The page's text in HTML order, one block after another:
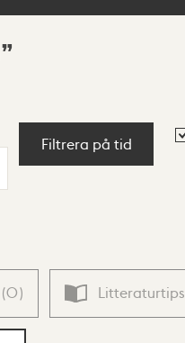
Filtrera på tid
(0) Litteraturtips